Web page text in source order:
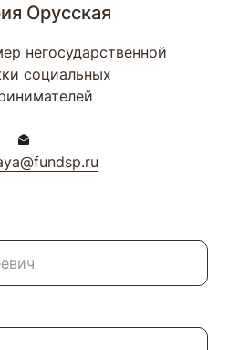
Орусская
негосударственной
социальных